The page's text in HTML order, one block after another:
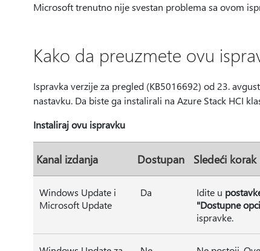
Microsoft trenutno nije svestan problema sa ovom
Kako da preuzmete ovu
Ispravka verzije za pregled (KB5016692) od 23.
nastavku. Da biste ga instalirali na Azure Stack HCI
Instaliraj ovu ispravku
Kanal izdanja Dostupan Sledeći korak
Windows Update i
Microsoft Update
Da Idite u
"Dostupne
ispravke.